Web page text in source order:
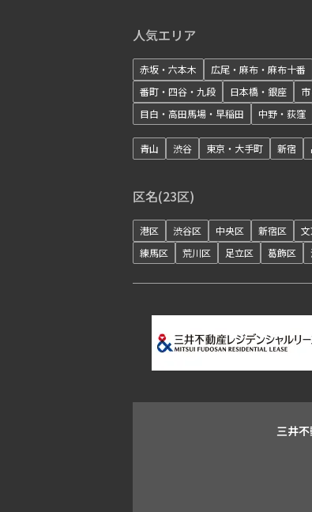
人気エリア
赤坂・六本木 広尾・麻布・麻布十番
番町・四谷・九段
日本橋・銀座
目白・高田馬場・早稲田
中野・荻窪
青山 渋谷 東京・大手町 新宿
区名(23区)
港区 渋谷区 中央区 新宿区
練馬区
荒川区 足立区 葛飾区
三井